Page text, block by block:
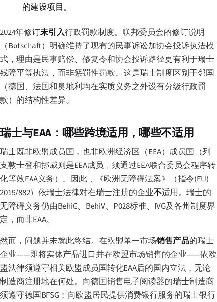
的建设项目。
2024年修订未引入行政罚款制度。联邦委员会的修订说明
（Botschaft）明确维持了现有的民事诉讼加协会投诉执法模
式，理由是民事赔偿、修复令和协会投诉路径更有利于瑞士
残障平等执法，而非惩罚性罚款。这是瑞士制度区别于邻国
（德国、法国和奥地利均在实质义务之外设有分级行政罚
款）的结构性差异。
瑞士与EAA：哪些跨境适用，哪些不适用
瑞士既非欧盟成员国，也非欧洲经济区（EEA）成员国（列
支敦士登和挪威则是EEA成员，须通过EEA联合委员会程序转
化等效EAA义务）。因此，《欧洲无障碍法案》（指令(EU)
2019/882）依瑞士法律对在瑞士注册的企业不适用。瑞士的
无障碍义务仍由BehiG、BehiV、P028标准、IVG及各州制度界
定，而非EAA。
然而，问题并未就此终结。在欧盟单一市场销售产品的瑞士
企业——即将实体产品进口并在欧盟市场销售的企业——依欧
盟法律须遵守相关欧盟成员国转化EAA后的国内立法，无论
制造商注册地在何处。向德国销售电子阅读器的瑞士制造商
须遵守德国BFSG；向欧盟居民提供消费银行服务的瑞士银行